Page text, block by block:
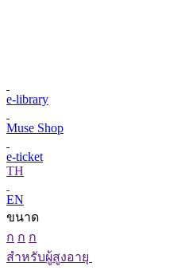
e-library
Muse Shop
e-ticket
TH
EN
ขนาด
ก ก ก
สำหรับผู้สูงอายุ